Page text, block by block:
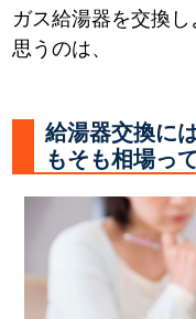
ガス給湯器を交換し
思うのは、
給湯器交換に
もそも相場っ